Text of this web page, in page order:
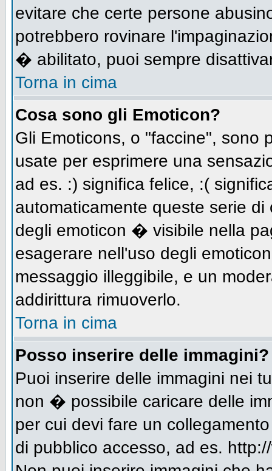
evitare che certe persone
potrebbero rovinare
� abilitato, puoi sempre
Torna in cima
Cosa sono gli Emoticon?
Gli Emoticons, o "faccine", sono
usate per esprimere una
ad es. :) significa felice, :(
automaticamente queste serie
degli emoticon � visibile nella
esagerare nell'uso degli
messaggio illeggibile, e un
addirittura rimuoverlo.
Torna in cima
Posso inserire delle immagini?
Puoi inserire delle immagini nei
non � possibile caricare delle
per cui devi fare un
di pubblico accesso, ad es.